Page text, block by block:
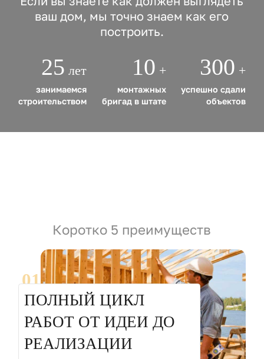
ваш дом, мы точно знаем как его
построить.
25 лет
занимаемся
строительством
10 +
монтажных
бригад в штате
300 +
успешно сдали
объектов
Коротко 5 преимуществ
01
ПОЛНЫЙ ЦИКЛ
РАБОТ ОТ ИДЕИ ДО
РЕАЛИЗАЦИИ